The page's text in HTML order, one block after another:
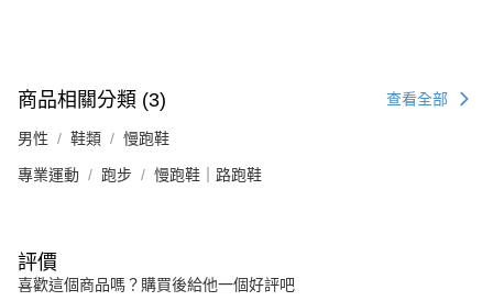
商品相關分類 (3) 查看全部
男性 鞋類 慢跑鞋
專業運動 跑步 慢跑鞋｜路跑鞋
評價
喜歡這個商品嗎？購買後給他一個好評吧